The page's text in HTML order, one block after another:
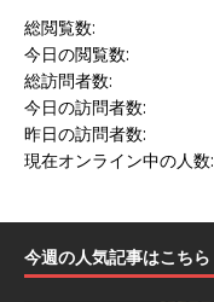
総閲覧数:
今日の閲覧数:
総訪問者数:
今日の訪問者数:
昨日の訪問者数:
現在オンライン中の人数:
今週の人気記事はこちら